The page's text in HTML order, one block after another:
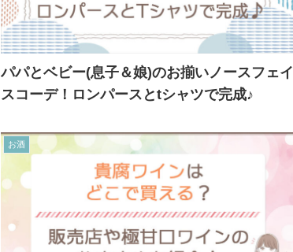
パパとベビー(息子＆娘)のお揃いノースフェイ
スコーデ！ロンパースとtシャツで完成♪
お酒